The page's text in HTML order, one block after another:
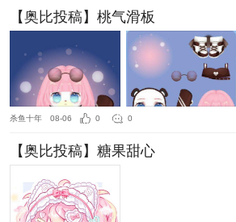
【奥比投稿】桃气滑板
杀鱼十年 08-06 0 0
【奥比投稿】糖果甜心